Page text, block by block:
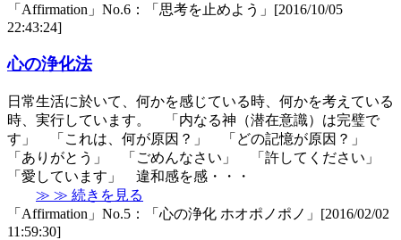
「Affirmation」No.6：「思考を止めよう」[2016/10/05
22:43:24]
心の浄化法
日常生活に於いて、何かを感じている時、何かを考えている
時、実行しています。 「内なる神（潜在意識）は完璧で
す」 「これは、何が原因？」 「どの記憶が原因？」
「ありがとう」 「ごめんなさい」 「許してください」
「愛しています」 違和感を感・・・
≫ ≫ 続きを見る
「Affirmation」No.5：「心の浄化 ホオポノポノ」[2016/02/02
11:59:30]